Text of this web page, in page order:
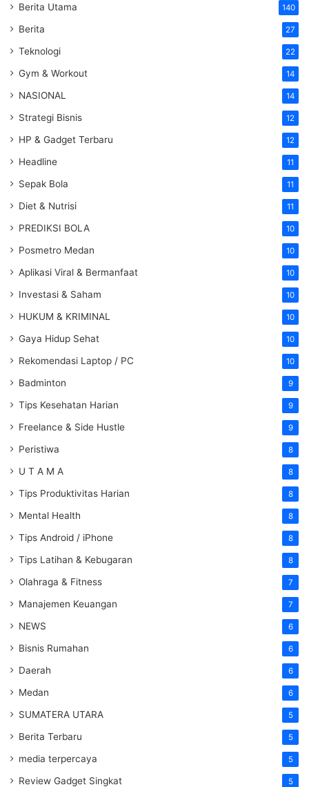
Berita Utama 140
Berita 27
Teknologi 22
Gym & Workout 14
NASIONAL 14
Strategi Bisnis 12
HP & Gadget Terbaru 12
Headline 11
Sepak Bola 11
Diet & Nutrisi 11
PREDIKSI BOLA 10
Posmetro Medan 10
Aplikasi Viral & Bermanfaat 10
Investasi & Saham 10
HUKUM & KRIMINAL 10
Gaya Hidup Sehat 10
Rekomendasi Laptop / PC 10
Badminton 9
Tips Kesehatan Harian 9
Freelance & Side Hustle 9
Peristiwa 8
U T A M A 8
Tips Produktivitas Harian 8
Mental Health 8
Tips Android / iPhone 8
Tips Latihan & Kebugaran 8
Olahraga & Fitness 7
Manajemen Keuangan 7
NEWS 6
Bisnis Rumahan 6
Daerah 6
Medan 6
SUMATERA UTARA 5
Berita Terbaru 5
media terpercaya 5
Review Gadget Singkat 5